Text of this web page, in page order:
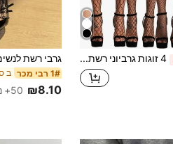
4 זוגות גרביוני רשת מינימליסטיים לנשים לחיי היומיום
1# רבי מכר
₪8.10 50+ נמכר